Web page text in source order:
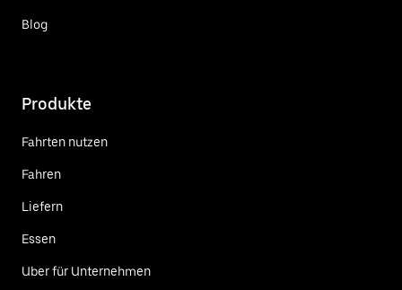
Blog
Produkte
Fahrten nutzen
Fahren
Liefern
Essen
Uber für Unternehmen